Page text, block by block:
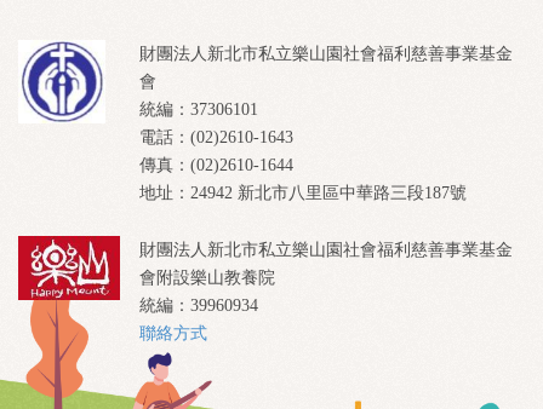
財團法人新北市私立樂山園社會福利慈善事業基金
會
統編：37306101
電話：(02)2610-1643
傳真：(02)2610-1644
地址：24942 新北市八里區中華路三段187號
財團法人新北市私立樂山園社會福利慈善事業基金
會附設樂山教養院
統編：39960934
聯絡方式